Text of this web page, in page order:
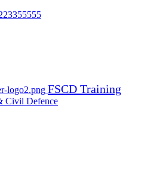
FSCD Training
Civil Defence